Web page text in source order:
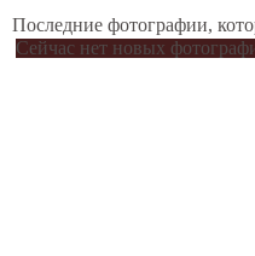
Последние фотографии,
Сейчас нет новых